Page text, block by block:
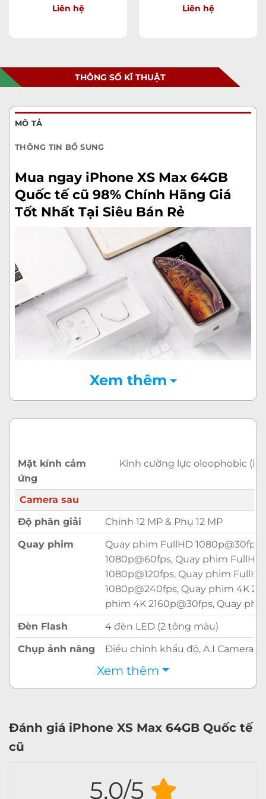
Liên hệ Liên hệ
THÔNG SỐ KĨ THUẬT
MÔ TẢ
THÔNG TIN BỔ SUNG
Mua ngay iPhone XS Max 64GB
Quốc tế cũ 98% Chính Hãng Giá
Tốt Nhất Tại Siêu Bán Rẻ
ngay
Super Retina
kết hợp tấm
Xem thêm
Mặt kính cảm
ứng
Kính cường lực oleophobic
Camera sau
Độ phân giải
Chính 12 MP & Phụ 12 MP
Quay phim
Quay phim FullHD
1080p@60fps, Quay phim FullHD
1080p@120fps, Quay phim FullHD
1080p@240fps, Quay phim 4K
phim 4K 2160p@30fps, Quay
Đèn Flash
4 đèn LED (2 tông màu)
Chụp ảnh nâng
Điều chỉnh khẩu độ, A.I Camera,
đêm (ánh sáng yếu), Chế độ
xóa phông, Zoom quang học, Tự
Camera trước
Độ phân giải
Xem thêm
Đánh giá iPhone XS Max 64GB Quốc tế
cũ
5.0/5